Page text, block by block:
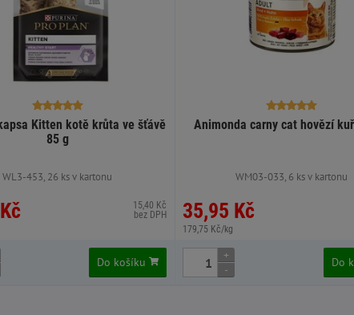
Kitten kotě krůta ve šťávě
85 g
WL3-453, 26 ks v kartonu
15,40 Kč
bez DPH
Do košíku
Animonda carny cat hovězí
WM03-033, 6 ks v kartonu
35,95 Kč
179,75 Kč/kg
+
-
Do